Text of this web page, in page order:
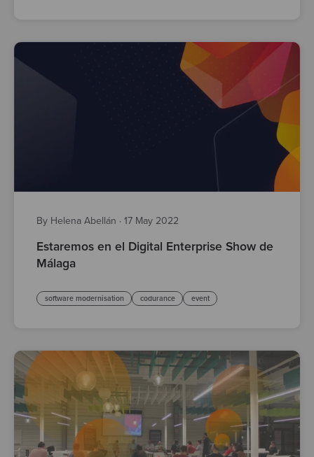
By Helena Abellán · 17 May 2022
Estaremos en el Digital Enterprise Show de
Málaga
software modernisation codurance event